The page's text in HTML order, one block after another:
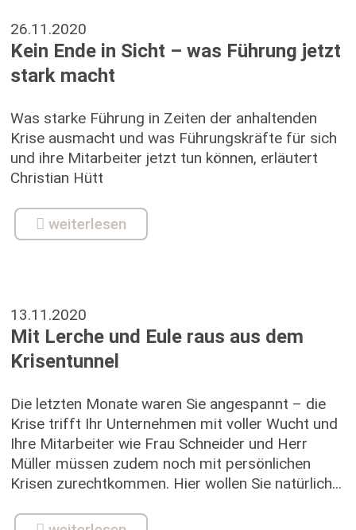
26.11.2020
Kein Ende in Sicht – was Führung jetzt
stark macht
Was starke Führung in Zeiten der anhaltenden
Krise ausmacht und was Führungskräfte für sich
und ihre Mitarbeiter jetzt tun können, erläutert
Christian Hütt
weiterlesen
13.11.2020
Mit Lerche und Eule raus aus dem
Krisentunnel
Die letzten Monate waren Sie angespannt – die
Krise trifft Ihr Unternehmen mit voller Wucht und
Ihre Mitarbeiter wie Frau Schneider und Herr
Müller müssen zudem noch mit persönlichen
Krisen zurechtkommen. Hier wollen Sie natürlich...